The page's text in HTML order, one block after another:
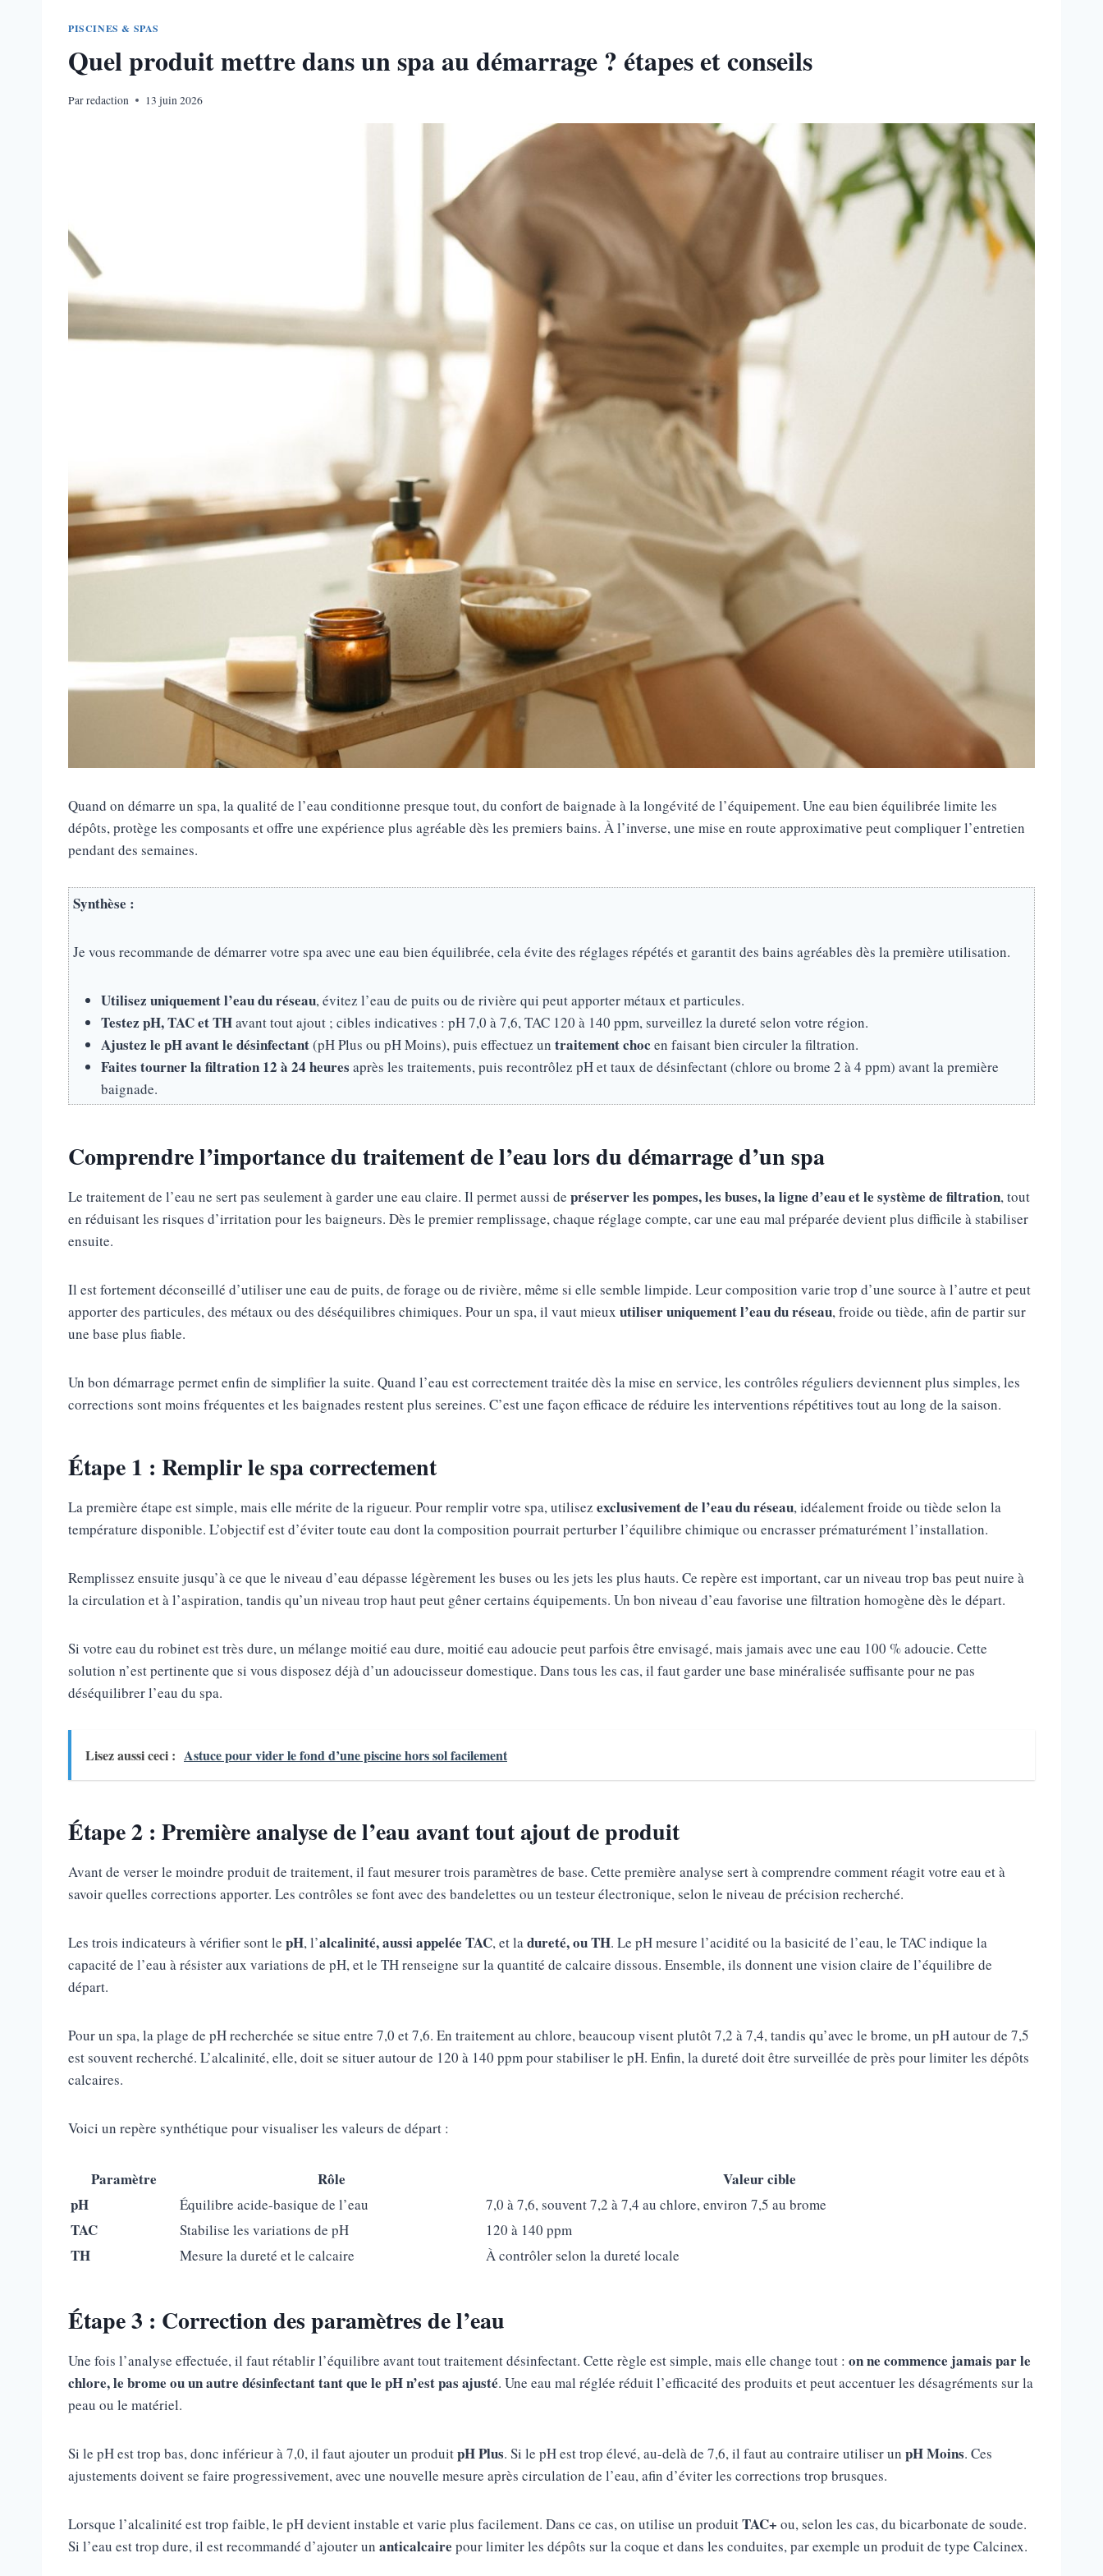
PISCINES & SPAS
Quel produit mettre dans un spa au démarrage ? étapes et conseils
Parredaction 13 juin 2026
Quand on démarre un spa, la qualité de l’eau conditionne presque tout, du confort de baignade à la longévité de l’équipement. Une eau bien équilibrée limite les
dépôts, protège les composants et offre une expérience plus agréable dès les premiers bains. À l’inverse, une mise en route approximative peut compliquer l’entretien
pendant des semaines.
Synthèse :
Je vous recommande de démarrer votre spa avec une eau bien équilibrée, cela évite des réglages répétés et garantit des bains agréables dès la première utilisation.
Utilisez uniquement l’eau du réseau, évitez l’eau de puits ou de rivière qui peut apporter métaux et particules.
Testez pH, TAC et THavant tout ajout ; cibles indicatives : pH 7,0 à 7,6, TAC 120 à 140 ppm, surveillez la dureté selon votre région.
Ajustez le pH avant le désinfectant(pH Plus ou pH Moins), puis effectuez un traitement choc en faisant bien circuler la filtration.
Faites tourner la filtration 12 à 24 heures après les traitements, puis recontrôlez pH et taux de désinfectant (chlore ou brome 2 à 4 ppm) avant la première
baignade.
Comprendre l’importance du traitement de l’eau lors du démarrage d’un spa
Le traitement de l’eau ne sert pas seulement à garder une eau claire. Il permet aussi de préserver les pompes, les buses, la ligne d’eau et le système de filtration, tout
en réduisant les risques d’irritation pour les baigneurs. Dès le premier remplissage, chaque réglage compte, car une eau mal préparée devient plus difficile à stabiliser
ensuite.
Il est fortement déconseillé d’utiliser une eau de puits, de forage ou de rivière, même si elle semble limpide. Leur composition varie trop d’une source à l’autre et peut
apporter des particules, des métaux ou des déséquilibres chimiques. Pour un spa, il vaut mieux utiliser uniquement l’eau du réseau, froide ou tiède, afin de partir sur
une base plus fiable.
Un bon démarrage permet enfin de simplifier la suite. Quand l’eau est correctement traitée dès la mise en service, les contrôles réguliers deviennent plus simples, les
corrections sont moins fréquentes et les baignades restent plus sereines. C’est une façon efficace de réduire les interventions répétitives tout au long de la saison.
Étape 1 : Remplir le spa correctement
La première étape est simple, mais elle mérite de la rigueur. Pour remplir votre spa, utilisez exclusivement de l’eau du réseau, idéalement froide ou tiède selon la
température disponible. L’objectif est d’éviter toute eau dont la composition pourrait perturber l’équilibre chimique ou encrasser prématurément l’installation.
Remplissez ensuite jusqu’à ce que le niveau d’eau dépasse légèrement les buses ou les jets les plus hauts. Ce repère est important, car un niveau trop bas peut nuire à
la circulation et à l’aspiration, tandis qu’un niveau trop haut peut gêner certains équipements. Un bon niveau d’eau favorise une filtration homogène dès le départ.
Si votre eau du robinet est très dure, un mélange moitié eau dure, moitié eau adoucie peut parfois être envisagé, mais jamais avec une eau 100 % adoucie. Cette
solution n’est pertinente que si vous disposez déjà d’un adoucisseur domestique. Dans tous les cas, il faut garder une base minéralisée suffisante pour ne pas
déséquilibrer l’eau du spa.
Lisez aussi ceci : Astuce pour vider le fond d’une piscine hors sol facilement
Étape 2 : Première analyse de l’eau avant tout ajout de produit
Avant de verser le moindre produit de traitement, il faut mesurer trois paramètres de base. Cette première analyse sert à comprendre comment réagit votre eau et à
savoir quelles corrections apporter. Les contrôles se font avec des bandelettes ou un testeur électronique, selon le niveau de précision recherché.
Les trois indicateurs à vérifier sont le pH, l’alcalinité, aussi appelée TAC, et ladureté, ou TH. Le pH mesure l’acidité ou la basicité de l’eau, le TAC indique la
capacité de l’eau à résister aux variations de pH, et le TH renseigne sur la quantité de calcaire dissous. Ensemble, ils donnent une vision claire de l’équilibre de
départ.
Pour un spa, la plage de pH recherchée se situe entre 7,0 et 7,6. En traitement au chlore, beaucoup visent plutôt 7,2 à 7,4, tandis qu’avec le brome, un pH autour de 7,5
est souvent recherché. L’alcalinité, elle, doit se situer autour de 120 à 140 ppm pour stabiliser le pH. Enfin, la dureté doit être surveillée de près pour limiter les dépôts
calcaires.
Voici un repère synthétique pour visualiser les valeurs de départ :
Paramètre Rôle
Valeur cible
pH
Équilibre acide-basique de l’eau 7,0 à 7,6, souvent 7,2 à 7,4 au chlore, environ 7,5 au brome
TAC Stabilise les variations de pH 120 à 140 ppm
TH Mesure la dureté et le calcaire À contrôler selon la dureté locale
Étape 3 : Correction des paramètres de l’eau
Une fois l’analyse effectuée, il faut rétablir l’équilibre avant tout traitement désinfectant. Cette règle est simple, mais elle change tout : on ne commence jamais par le
chlore, le brome ou un autre désinfectant tant que le pH n’est pas ajusté. Une eau mal réglée réduit l’efficacité des produits et peut accentuer les désagréments sur la
peau ou le matériel.
Si le pH est trop bas, donc inférieur à 7,0, il faut ajouter un produitpH Plus. Si le pH est trop élevé, au-delà de 7,6, il faut au contraire utiliser un pH Moins. Ces
ajustements doivent se faire progressivement, avec une nouvelle mesure après circulation de l’eau, afin d’éviter les corrections trop brusques.
Lorsque l’alcalinité est trop faible, le pH devient instable et varie plus facilement. Dans ce cas, on utilise un produitTAC+ ou, selon les cas, du bicarbonate de soude.
Si l’eau est trop dure, il est recommandé d’ajouter un anticalcaire pour limiter les dépôts sur la coque et dans les conduites, par exemple un produit de type Calcinex.